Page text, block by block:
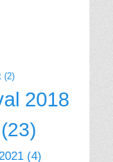
(2)
2018
(23)
(4)